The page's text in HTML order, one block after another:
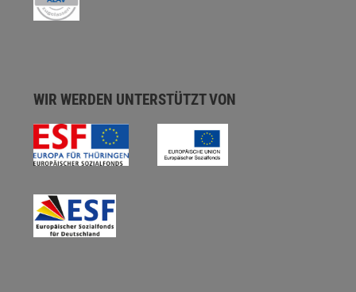
WIR WERDEN UNTERSTÜTZT VON